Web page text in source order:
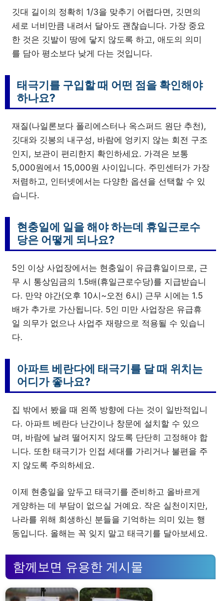
깃대 길이의 정확히 1/3을 맞추기 어렵다면, 깃면의
세로 너비만큼 내려서 달아도 괜찮습니다. 가장 중요
한 것은 깃발이 땅에 닿지 않도록 하고, 애도의 의미
를 담아 평소보다 낮게 다는 것입니다.
태극기를 구입할 때 어떤 점을 확인해야
하나요?
재질(나일론보다 폴리에스터나 옥스퍼드 원단 추천),
깃대와 깃봉의 내구성, 바람에 엉키지 않는 회전 구조
인지, 보관이 편리한지 확인하세요. 가격은 보통
5,000원에서 15,000원 사이입니다. 주민센터가 가장
저렴하고, 인터넷에서는 다양한 옵션을 선택할 수 있
습니다.
현충일에 일을 해야 하는데 휴일근로수
당은 어떻게 되나요?
5인 이상 사업장에서는 현충일이 유급휴일이므로, 근
무 시 통상임금의 1.5배(휴일근로수당)를 지급받습니
다. 만약 야간(오후 10시~오전 6시) 근무 시에는 1.5
배가 추가로 가산됩니다. 5인 미만 사업장은 유급휴
일 의무가 없으나 사업주 재량으로 적용될 수 있습니
다.
아파트 베란다에 태극기를 달 때 위치는
어디가 좋나요?
집 밖에서 봤을 때 왼쪽 방향에 다는 것이 일반적입니
다. 아파트 베란다 난간이나 창문에 설치할 수 있으
며, 바람에 날려 떨어지지 않도록 단단히 고정해야 합
니다. 또한 태극기가 인접 세대를 가리거나 불편을 주
지 않도록 주의하세요.
이제 현충일을 앞두고 태극기를 준비하고 올바르게
게양하는 데 부담이 없으실 거예요. 작은 실천이지만,
나라를 위해 희생하신 분들을 기억하는 의미 있는 행
동입니다. 올해는 꼭 잊지 말고 태극기를 달아보세요.
함께보면 유용한 게시물